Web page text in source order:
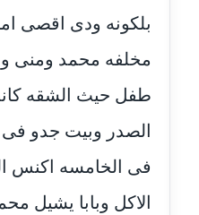
مدونة اسلام أبو
مدونة اسماء
مدونة أسماء
عاملة
بلكونه ودى اقصى
مخلفه محمد ومنى
طفل حيث الشقه
الصدر وبيت جدو
فى الخامسه اكنس
الاكل وبابا يشيل